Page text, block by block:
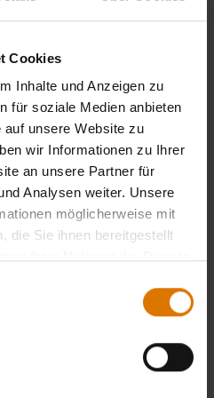
Cookies
Inhalte und Anzeigen zu
für soziale Medien anbieten
unsere Website zu
wir Informationen zu Ihrer
an unsere Partner für
Analysen weiter. Unsere
möglicherweise mit
die Sie ihnen bereitgestellt
EINEN GRILL ENTSCHEIDEN?
VOR ORT UMFASSEND
Händler vor